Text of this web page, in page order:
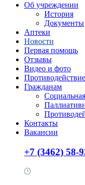
Об учреждении
История
Документы
Аптеки
Новости
Первая помощь
Отзывы
Видео и фото
Гражданам
Контакты
Вакансии
+7 (3462) 58-